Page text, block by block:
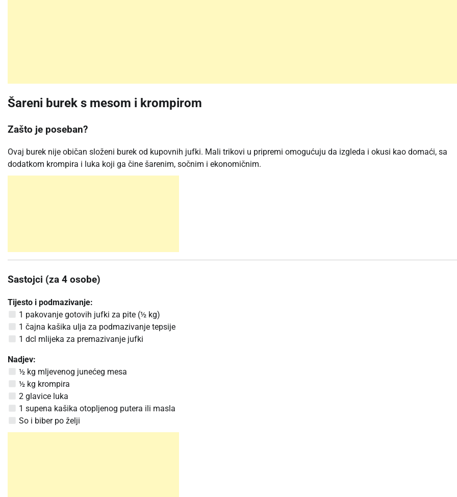
Šareni burek s mesom i krompirom
Zašto je poseban?
Ovaj burek nije običan složeni burek od kupovnih jufki. Mali trikovi u pripremi omogućuju da izgleda i okusi kao domaći, sa
dodatkom krompira i luka koji ga čine šarenim, sočnim i ekonomičnim.
Sastojci (za 4 osobe)
Tijesto i podmazivanje:
1 pakovanje gotovih jufki za pite (½ kg)
1 čajna kašika ulja za podmazivanje tepsije
1 dcl mlijeka za premazivanje jufki
Nadjev:
½ kg mljevenog junećeg mesa
½ kg krompira
2 glavice luka
1 supena kašika otopljenog putera ili masla
So i biber po želji